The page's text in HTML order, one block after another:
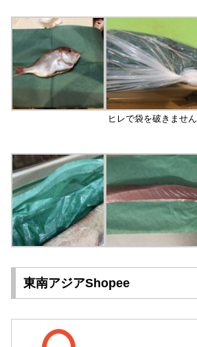
ヒレで袋を破きません
東南アジアShopee